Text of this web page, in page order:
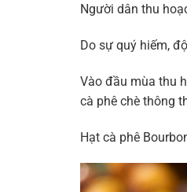
Người dân thu
Do sự quý hiếm,
Vào đầu mùa thu
cà phê chè thông
Hạt cà phê